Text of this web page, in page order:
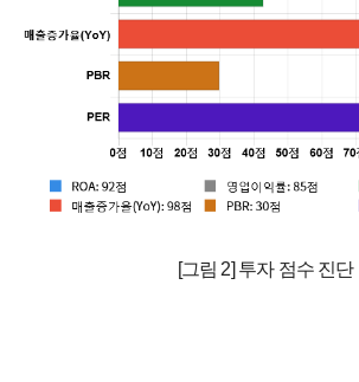
[그림 2] 투자 점수 진단